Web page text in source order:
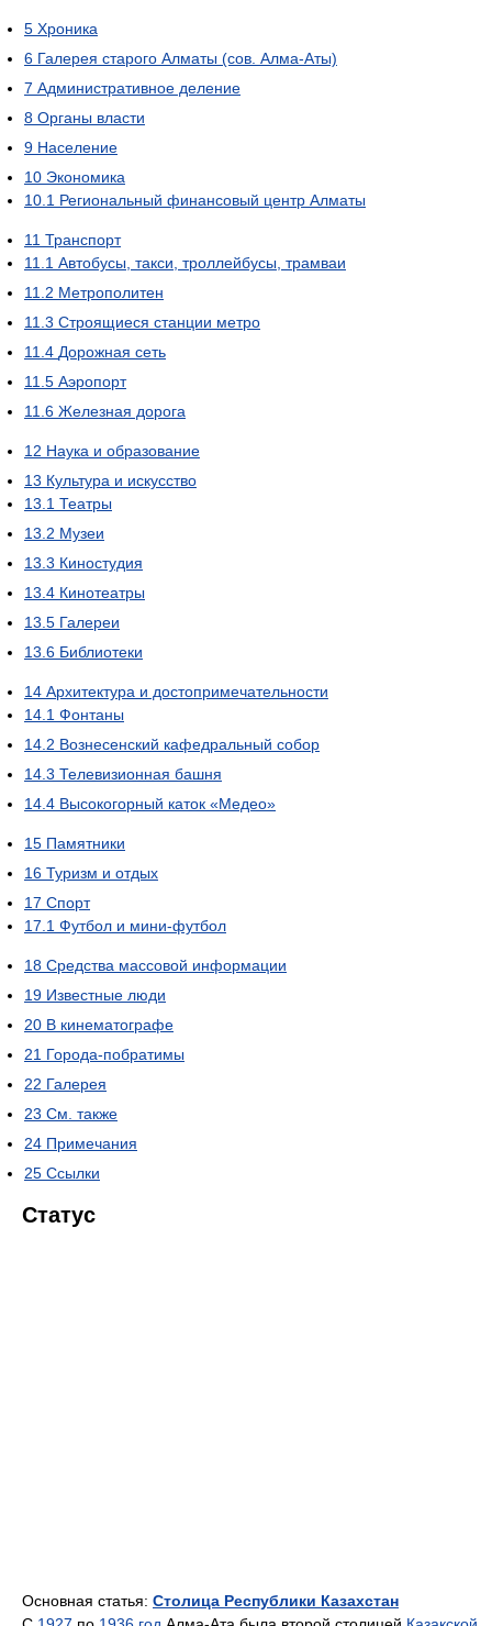
5 Хроника
6 Галерея старого Алматы (сов. Алма-Аты)
7 Административное деление
8 Органы власти
9 Население
10 Экономика
10.1 Региональный финансовый центр Алматы
11 Транспорт
11.1 Автобусы, такси, троллейбусы, трамваи
11.2 Метрополитен
11.3 Строящиеся станции метро
11.4 Дорожная сеть
11.5 Аэропорт
11.6 Железная дорога
12 Наука и образование
13 Культура и искусство
13.1 Театры
13.2 Музеи
13.3 Киностудия
13.4 Кинотеатры
13.5 Галереи
13.6 Библиотеки
14 Архитектура и достопримечательности
14.1 Фонтаны
14.2 Вознесенский кафедральный собор
14.3 Телевизионная башня
14.4 Высокогорный каток «Медео»
15 Памятники
16 Туризм и отдых
17 Спорт
17.1 Футбол и мини-футбол
18 Средства массовой информации
19 Известные люди
20 В кинематографе
21 Города-побратимы
22 Галерея
23 См. также
24 Примечания
25 Ссылки
Статус
Основная статья: Столица Республики Казахстан